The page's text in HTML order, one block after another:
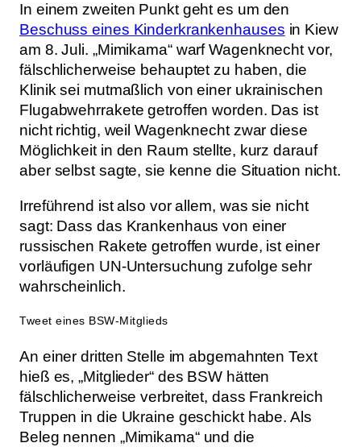
In einem zweiten Punkt geht es um den
Beschuss eines Kinderkrankenhauses in Kiew
am 8. Juli. „Mimikama“ warf Wagenknecht vor,
fälschlicherweise behauptet zu haben, die
Klinik sei mutmaßlich von einer ukrainischen
Flugabwehrrakete getroffen worden. Das ist
nicht richtig, weil Wagenknecht zwar diese
Möglichkeit in den Raum stellte, kurz darauf
aber selbst sagte, sie kenne die Situation nicht.
Irreführend ist also vor allem, was sie nicht
sagt: Dass das Krankenhaus von einer
russischen Rakete getroffen wurde, ist einer
vorläufigen UN-Untersuchung zufolge sehr
wahrscheinlich.
Tweet eines BSW-Mitglieds
An einer dritten Stelle im abgemahnten Text
hieß es, „Mitglieder“ des BSW hätten
fälschlicherweise verbreitet, dass Frankreich
Truppen in die Ukraine geschickt habe. Als
Beleg nennen „Mimikama“ und die